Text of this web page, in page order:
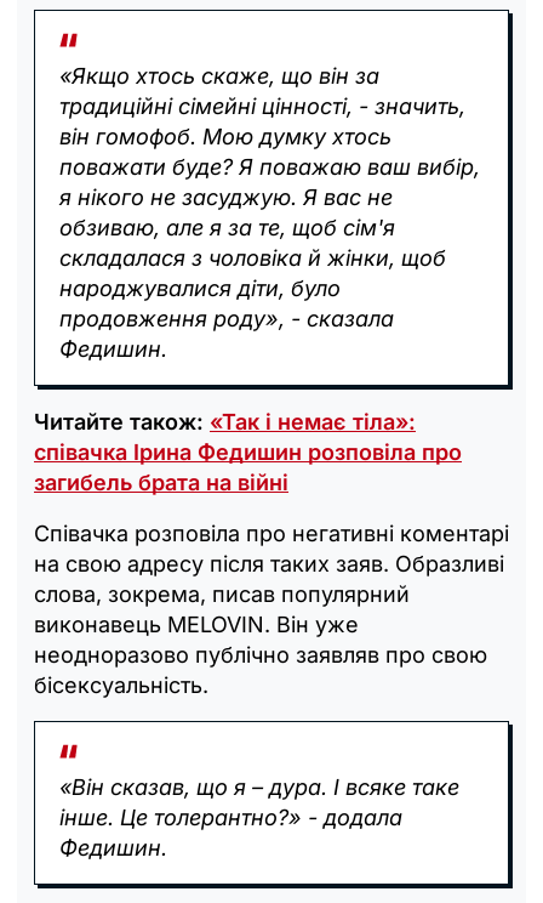
«Якщо хтось скаже, що він за
традиційні сімейні цінності, - значить,
він гомофоб. Мою думку хтось
поважати буде? Я поважаю ваш вибір,
я нікого не засуджую. Я вас не
обзиваю, але я за те, щоб сім'я
складалася з чоловіка й жінки, щоб
народжувалися діти, було
продовження роду», - сказала
Федишин.
Читайте також: «Так і немає тіла»:
співачка Ірина Федишин розповіла про
загибель брата на війні
Співачка розповіла про негативні коментарі
на свою адресу після таких заяв. Образливі
слова, зокрема, писав популярний
виконавець MELOVIN. Він уже
неодноразово публічно заявляв про свою
бісексуальність.
«Він сказав, що я – дура. І всяке таке
інше. Це толерантно?» - додала
Федишин.